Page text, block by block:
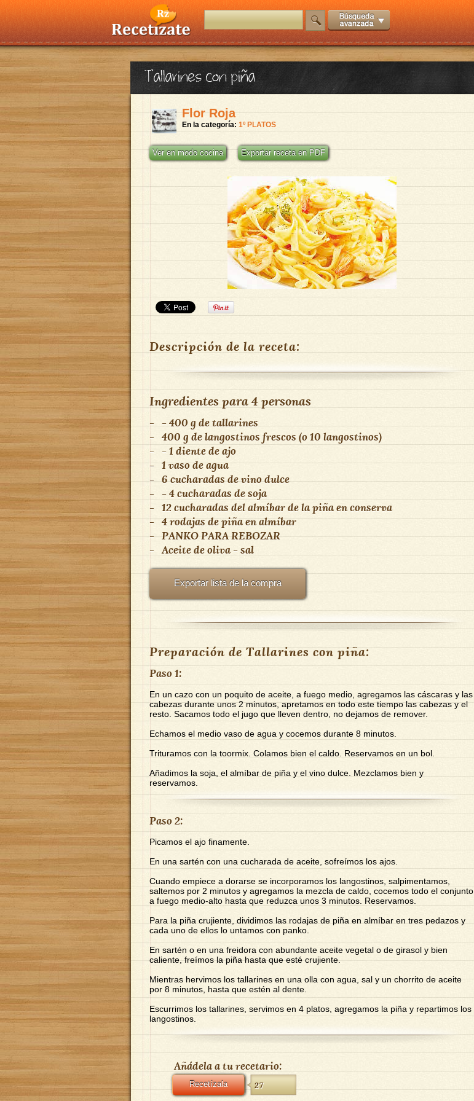
Tallarines con piña
Flor Roja
En la categoría: 1º PLATOS
Ver en modo cocina Exportar receta en PDF
Descripción de la receta:
Ingredientes para4 personas
- - 400 g de tallarines
- 400 g de langostinos frescos (o 10 langostinos)
- - 1 diente de ajo
- 1 vaso de agua
- 6 cucharadas de vino dulce
- - 4 cucharadas de soja
- 12 cucharadas del almíbar de la piña en conserva
- 4 rodajas de piña en almíbar
- PANKO PARA REBOZAR
- Aceite de oliva - sal
Exportar lista de la compra
Preparación de Tallarines con piña:
Paso 1:
En un cazo con un poquito de aceite, a fuego medio, agregamos las cáscaras y las
cabezas durante unos 2 minutos, apretamos en todo este tiempo las cabezas y el
resto. Sacamos todo el jugo que lleven dentro, no dejamos de remover.
Echamos el medio vaso de agua y cocemos durante 8 minutos.
Trituramos con la toormix. Colamos bien el caldo. Reservamos en un bol.
Añadimos la soja, el almíbar de piña y el vino dulce. Mezclamos bien y
reservamos.
Paso 2:
Picamos el ajo finamente.
En una sartén con una cucharada de aceite, sofreímos los ajos.
Cuando empiece a dorarse se incorporamos los langostinos, salpimentamos,
saltemos por 2 minutos y agregamos la mezcla de caldo, cocemos todo el conjunto
a fuego medio-alto hasta que reduzca unos 3 minutos. Reservamos.
Para la piña crujiente, dividimos las rodajas de piña en almíbar en tres pedazos y
cada uno de ellos lo untamos con panko.
En sartén o en una freidora con abundante aceite vegetal o de girasol y bien
caliente, freímos la piña hasta que esté crujiente.
Mientras hervimos los tallarines en una olla con agua, sal y un chorrito de aceite
por 8 minutos, hasta que estén al dente.
Escurrimos los tallarines, servimos en 4 platos, agregamos la piña y repartimos los
langostinos.
Añádela a tu recetario:
Recetízala 27